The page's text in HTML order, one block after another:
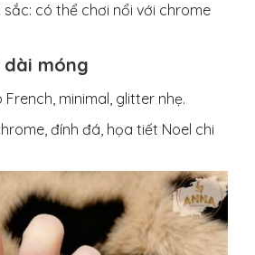
có thể chơi nổi với chrome
dài móng
minimal, glitter nhẹ.
đính đá, họa tiết Noel chi